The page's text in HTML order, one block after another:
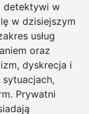
detektywi w
w dzisiejszym
usług
oraz
dyskrecja i
Prywatni